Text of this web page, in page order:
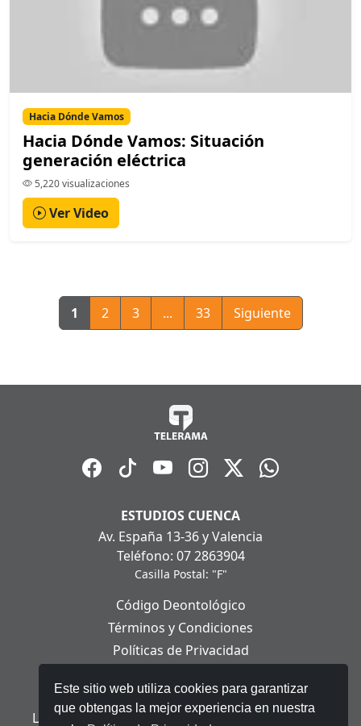
Este sitio web utiliza cookies para garantizar
que obtengas la mejor experiencia en nuestra
Hacia Dónde Vamos
Hacia Dónde Vamos: Situación
generación eléctrica
5,220 visualizaciones
Ver Video
1 2 3 ... 33 Siguiente
ESTUDIOS CUENCA
Av. España 13-36 y Valencia
Teléfono: 07 2863904
Casilla Postal: "F"
Código Deontológico
Términos y Condiciones
Políticas de Privacidad
Aviso Legal
Ley Orgánica de Protección de Datos Personales